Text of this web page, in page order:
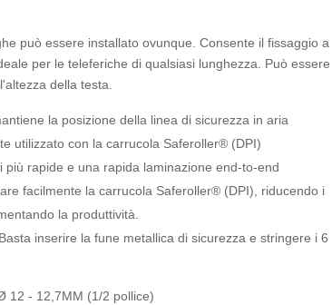
può essere installato ovunque. Consente il fissaggio a
per le teleferiche di qualsiasi lunghezza. Può essere
della testa.
la posizione della linea di sicurezza in aria
utilizzato con la carrucola Saferoller® (DPI)
più rapide e una rapida laminazione end-to-end
facilmente la carrucola Saferoller® (DPI), riducendo i
la produttività.
inserire la fune metallica di sicurezza e stringere i 6
12 - 12,7MM (1/2 pollice)